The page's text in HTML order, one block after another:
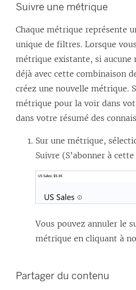
Suivre une métrique
Chaque métrique représente
unique de filtres. Lorsque
métrique existante, si aucune
déjà avec cette combinaison
créez une nouvelle métrique.
métrique pour la voir dans
dans votre résumé des
Sur une métrique,
Suivre (S’abonner à
Vous pouvez annuler le
métrique en cliquant à
Partager du contenu